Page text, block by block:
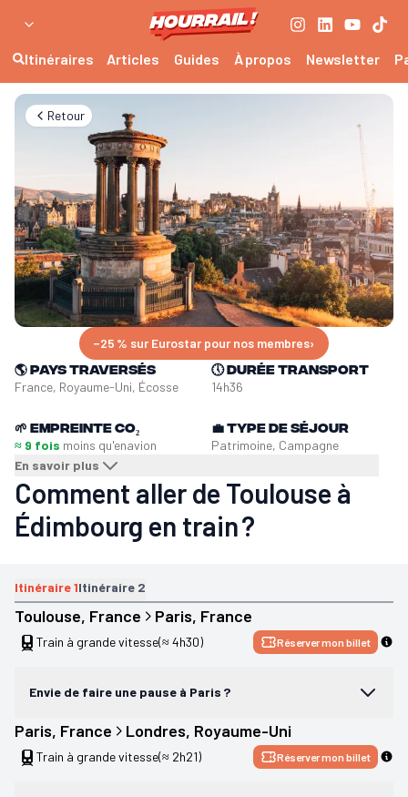
Itinéraires Articles Guides À propos Newsletter
Retour
−25 % sur Eurostar pour nos membres›
🌎Pays traversés
France, Royaume-Uni, Écosse
🕔Durée transport
14h36
🌱 Empreinte CO₂
≈ 9 fois moins qu'enavion
En savoir plus
💼Type de séjour
Patrimoine, Campagne
Comment aller de Toulouse à
Édimbourg en train ?
Itinéraire1Itinéraire 2
Toulouse, France Paris, France
Train à grande vitesse(≈ 4h30) Réserver mon billet
Envie de faire une pause à Paris ?
Paris, France Londres, Royaume-Uni
Train à grande vitesse(≈ 2h21) Réserver mon billet